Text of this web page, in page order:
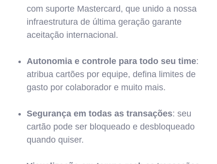
com suporte Mastercard, que unido a nossa
infraestrutura de última geração garante
aceitação internacional.
Autonomia e controle para todo seu time:
atribua cartões por equipe, defina limites de
gasto por colaborador e muito mais.
Segurança em todas as transações: seu
cartão pode ser bloqueado e desbloqueado
quando quiser.